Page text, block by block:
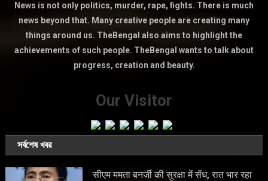
News is not only politics, murder, rape, fights. There is much
news beyond that. Many creative people are creating many
things around us. TheBengal also aims to highlight the
achievements of such people. TheBengal wants to talk about
progress, creation and beauty.
Our Visitor
সর্বশেষ খবর
सीएम ममता बनर्जी की सुरक्षा में सेंध, रात भार रहा